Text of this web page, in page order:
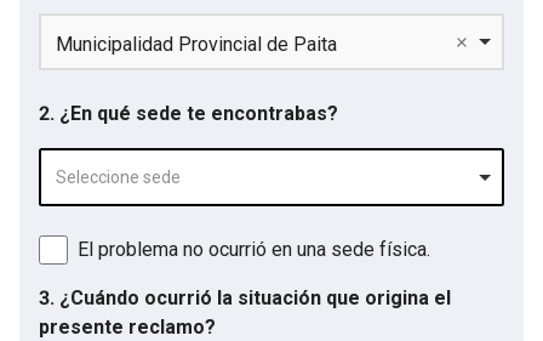
Municipalidad Provincial de Paita
2. ¿En qué sede te encontrabas?
Seleccione sede
El problema no ocurrió en una sede física.
3. ¿Cuándo ocurrió la situación que origina el
presente reclamo?